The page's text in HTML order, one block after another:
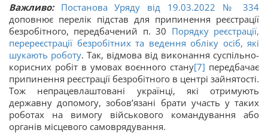
Важливо:
Постанова Уряду від 19.03.2022 № 334
доповнює перелік підстав для припинення реєстрації
безробітного, передбачений п. 30 Порядку реєстрації,
перереєстрації безробітних та ведення обліку осіб, які
шукають роботу. Так, відмова від виконання суспільно-
корисних робіт в умовах воєнного стану[7] передбачає
припинення реєстрації безробітного в центрі зайнятості.
Тож непрацевлаштовані українці, які отримують
державну допомогу, зобов’язані брати участь у таких
роботах на вимогу військового командування або
органів місцевого самоврядування.